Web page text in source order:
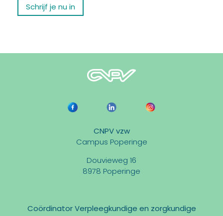
Schrijf je nu in
CNPV vzw
Campus Poperinge
Douvieweg 16
8978 Poperinge
Coördinator Verpleegkundige en zorgkundige